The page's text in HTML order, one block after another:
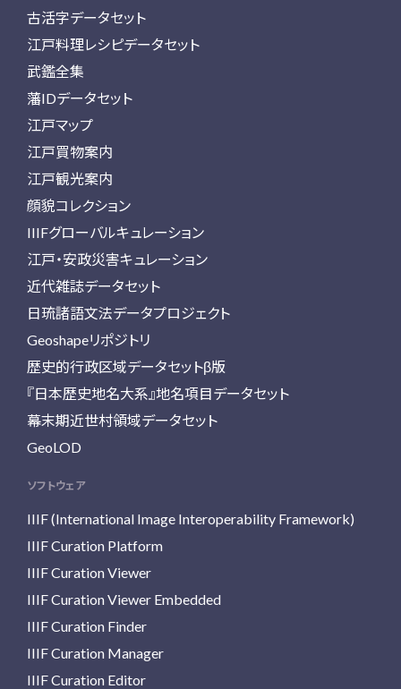
古活字データセット
江戸料理レシピデータセット
武鑑全集
藩IDデータセット
江戸マップ
江戸買物案内
江戸観光案内
顔貌コレクション
IIIFグローバルキュレーション
江戸・安政災害キュレーション
近代雑誌データセット
日琉諸語文法データプロジェクト
Geoshapeリポジトリ
歴史的行政区域データセットβ版
『日本歴史地名大系』地名項目データセット
幕末期近世村領域データセット
GeoLOD
ソフトウェア
IIIF (International Image Interoperability Framework)
IIIF Curation Platform
IIIF Curation Viewer
IIIF Curation Viewer Embedded
IIIF Curation Finder
IIIF Curation Manager
IIIF Curation Editor